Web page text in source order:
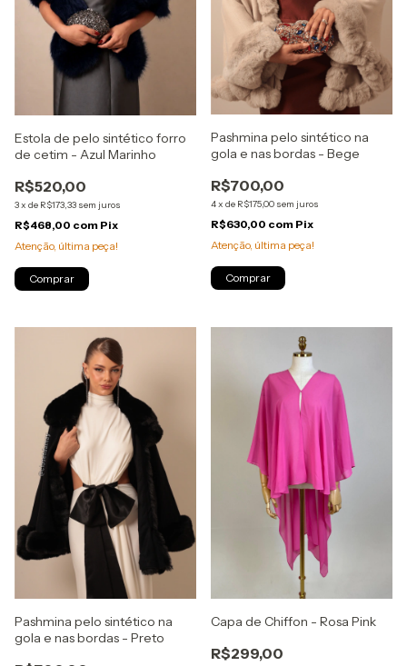
Estola de pelo sintético forro
de cetim - Azul Marinho
R$520,00
3x de R$173,33 sem juros
R$468,00 com Pix
Atenção, última peça!
Comprar
Pashmina pelo sintético na
gola e nas bordas - Bege
R$700,00
4x de R$175,00 sem juros
R$630,00 com Pix
Atenção, última peça!
Comprar
Pashmina pelo sintético na
gola e nas bordas - Preto
Capa de Chiffon - Rosa Pink
R$299,00